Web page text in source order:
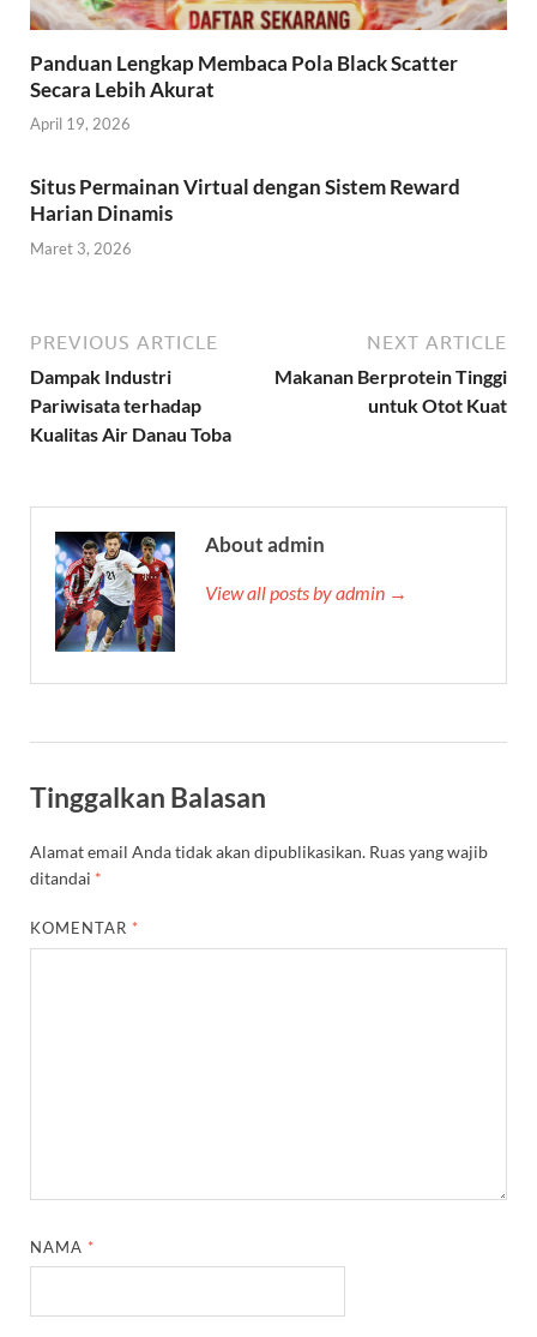
Panduan Lengkap Membaca Pola Black Scatter
Secara Lebih Akurat
April 19, 2026
Situs Permainan Virtual dengan Sistem Reward
Harian Dinamis
Maret 3, 2026
PREVIOUS ARTICLE
Dampak Industri
Pariwisata terhadap
Kualitas Air Danau Toba
NEXT ARTICLE
Makanan Berprotein Tinggi
untuk Otot Kuat
About admin
View all posts by admin →
Tinggalkan Balasan
Alamat email Anda tidak akan dipublikasikan. Ruas yang wajib
ditandai *
KOMENTAR *
NAMA *